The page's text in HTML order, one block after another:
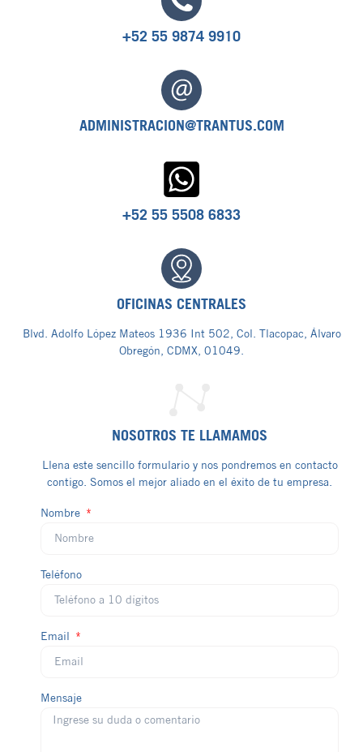
+52 55 9874 9910
ADMINISTRACION@TRANTUS.COM
+52 55 5508 6833
OFICINAS CENTRALES
Blvd. Adolfo López Mateos 1936 Int 502, Col. Tlacopac, Álvaro
Obregón, CDMX, 01049.
NOSOTROS TE LLAMAMOS
Llena este sencillo formulario y nos pondremos en contacto
contigo. Somos el mejor aliado en el éxito de tu empresa.
Nombre
Teléfono
Email
Mensaje